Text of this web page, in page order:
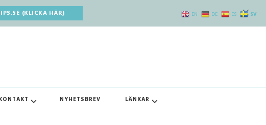
(KLICKA HÄR)
NYHETSBREV LÄNKAR
EN DE ES SV